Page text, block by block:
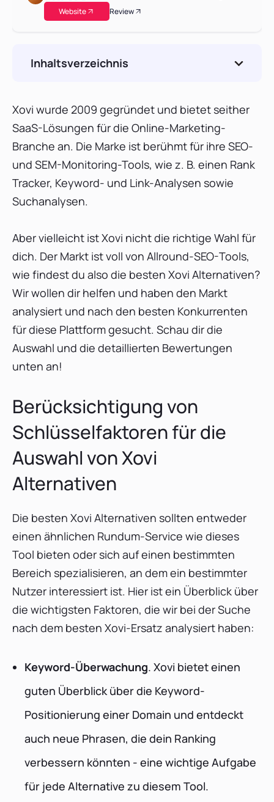
Xovi wurde 2009 gegründet und bietet seither
SaaS-Lösungen für die Online-Marketing-
Branche an. Die Marke ist berühmt für ihre SEO-
und SEM-Monitoring-Tools, wie z. B. einen Rank
Tracker, Keyword- und Link-Analysen sowie
Suchanalysen.
Aber vielleicht ist Xovi nicht die richtige Wahl für
dich. Der Markt ist voll von Allround-SEO-Tools,
wie findest du also die besten Xovi Alternativen?
Wir wollen dir helfen und haben den Markt
analysiert und nach den besten Konkurrenten
für diese Plattform gesucht. Schau dir die
Auswahl und die detaillierten Bewertungen
unten an!
Berücksichtigung von
Schlüsselfaktoren für die
Auswahl von Xovi
Alternativen
Die besten Xovi Alternativen sollten entweder
einen ähnlichen Rundum-Service wie dieses
Tool bieten oder sich auf einen bestimmten
Bereich spezialisieren, an dem ein bestimmter
Nutzer interessiert ist. Hier ist ein Überblick über
die wichtigsten Faktoren, die wir bei der Suche
nach dem besten Xovi-Ersatz analysiert haben:
Keyword-Überwachung. Xovi bietet einen
guten Überblick über die Keyword-
Positionierung einer Domain und entdeckt
auch neue Phrasen, die dein Ranking
verbessern könnten - eine wichtige Aufgabe
für jede Alternative zu diesem Tool.
Website
Review
Inhaltsverzeichnis
Liste der Top-Tools
1. SE Ranking
Eigenschaften
Preisgestaltung
Urteil
3. Seobility
4. Ryte
5. Ahrefs
6. SpyFu
7. Conductor
8. Semrush
9. Ubersuggest
10. Morningscore